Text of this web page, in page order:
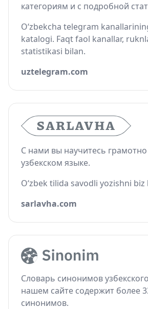
категориям и с подробной
O‘zbekcha telegram
katalogi. Faqt faol kanallar,
statistikasi bilan.
uztelegram.com
С нами вы научитесь
узбекском языке.
O‘zbek tilida savodli yozishni
sarlavha.com
Словарь синонимов
нашем сайте содержит более
синонимов.